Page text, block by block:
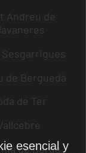
Andreu de
Sesgarrigues
de Berguedà
de Ter
de Berga
esencial y